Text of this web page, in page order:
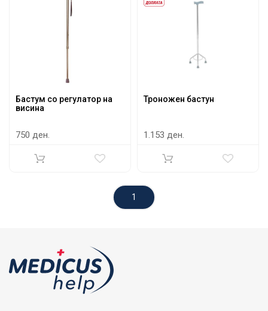
Бастум со регулатор на
висина
750 ден.
Троножен бастун
1.153 ден.
1